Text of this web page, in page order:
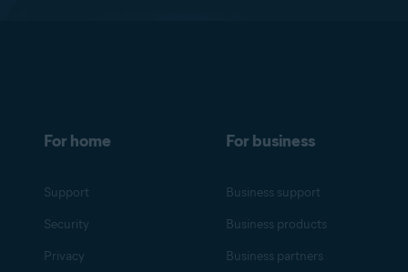
For home
Support
Security
Privacy
For business
Business support
Business products
Business partners